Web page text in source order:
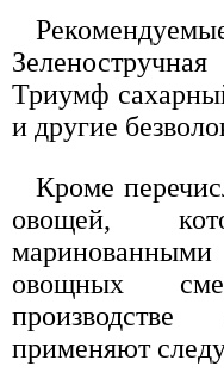
Триумф
и другие
Кроме
овощей,
овощных
применяют